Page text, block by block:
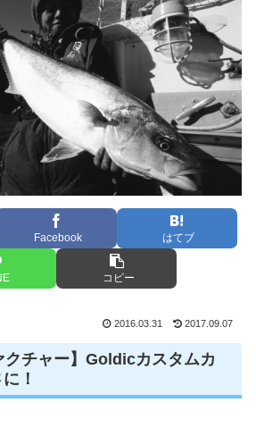
Facebook はてブ
コピー
2016.03.31 2017.09.07
クチャー】Goldicカスタムカ
！